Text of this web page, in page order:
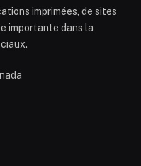
imprimées, de sites
importante dans la